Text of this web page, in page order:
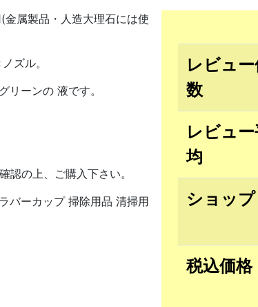
属製品・人造大理石には使
ズル。
ーンの 液です。
認の上、ご購入下さい。
バーカップ 掃除用品 清掃用
レビュ
数
レビュ
均
ショップ
税込価格